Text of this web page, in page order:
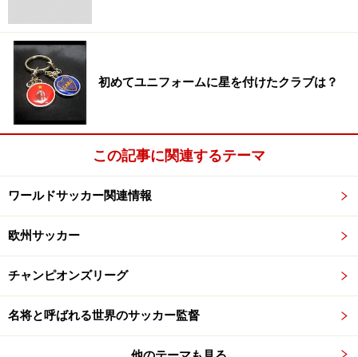
初めてユニフォームに星を付けたクラブは？
この記事に関連するテーマ
ワールドサッカー関連情報
欧州サッカー
チャンピオンズリーグ
名将と呼ばれる世界のサッカー監督